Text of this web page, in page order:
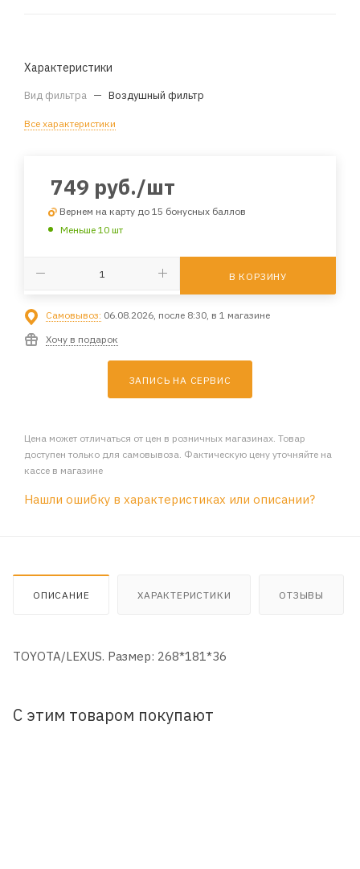
Характеристики
Вид фильтра — Воздушный фильтр
Все характеристики
749 руб./шт
Вернем на карту до 15 бонусных баллов
Меньше 10 шт
В КОРЗИНУ
Самовывоз: 06.08.2026, после 8:30, в 1 магазине
Хочу в подарок
ЗАПИСЬ НА СЕРВИС
Цена может отличаться от цен в розничных магазинах. Товар
доступен только для самовывоза. Фактическую цену уточняйте на
кассе в магазине
Нашли ошибку в характеристиках или описании?
ОПИСАНИЕ ХАРАКТЕРИСТИКИ ОТЗЫВЫ
TOYOTA/LEXUS. Размер: 268*181*36
С этим товаром покупают